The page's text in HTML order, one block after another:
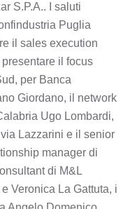
S.P.A.. I saluti
Puglia
il sales execution
il focus
per Banca
Giordano, il network
Ugo Lombardi,
Lazzarini e il senior
manager di
di M&L
Veronica La Gattuta, i